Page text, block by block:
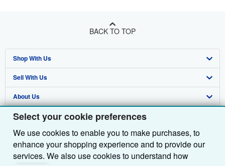
Select your cookie preferences
We use cookies to enable you to make purchases, to
enhance your shopping experience and to provide our
services. We also use cookies to understand how
BACK TO TOP
Shop With Us
Advanced Search
Browse Collections
My Account
My Orders
View Basket
Sell With Us
Start Selling
Join Our Affiliate Programme
Book Buyback
Refer a seller
About Us
About AbeBooks
Media
Careers
Find Help
Help
Customer Service
Other AbeBooks Companies
AbeBooks.com
Follow AbeBooks